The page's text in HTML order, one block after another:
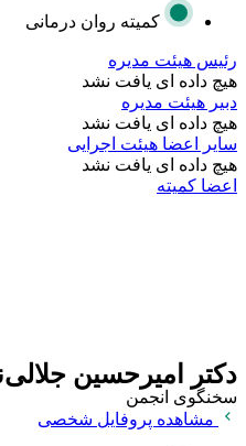
کمیته روان درمانی
رئیس هیئت مدیره
هیچ داده ای یافت نشد
دبیر هیئت مدیره
هیچ داده ای یافت نشد
سایر اعضا هیئت اجرایی
هیچ داده ای یافت نشد
اعضا کمیته
دکتر امیرحسین
سخنگوی انجمن
مشاهده پروفایل شخصی